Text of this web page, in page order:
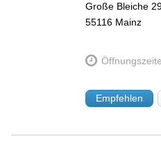
Große Bleiche
55116 Mainz
Empfehlen